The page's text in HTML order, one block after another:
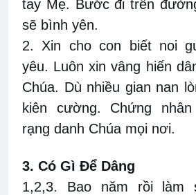
tay Mẹ. Bước đi trên
sẽ bình yên.
2. Xin cho con biết noi
yêu. Luôn xin vâng hiến
Chúa. Dù nhiều gian nan
kiên cường. Chứng
rạng danh Chúa mọi nơi.
3. Có Gì Để Dâng
1,2,3. Bao năm rồi làm